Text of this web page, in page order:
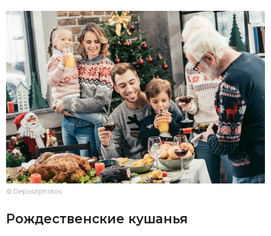
© Depositphotos
Рождественские кушанья